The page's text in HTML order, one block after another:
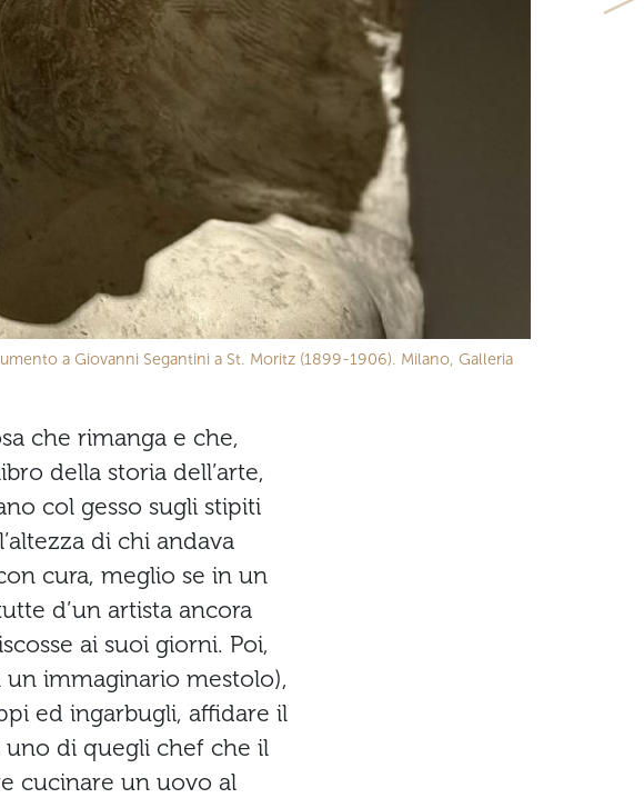
a Giovanni Segantini a St. Moritz (1899-1906). Milano, Galleria
che rimanga e che,
della storia dell’arte,
col gesso sugli stipiti
di chi andava
cura, meglio se in un
d’un artista ancora
ai suoi giorni. Poi,
un immaginario mestolo),
ed ingarbugli, affidare il
di quegli chef che il
cucinare un uovo al